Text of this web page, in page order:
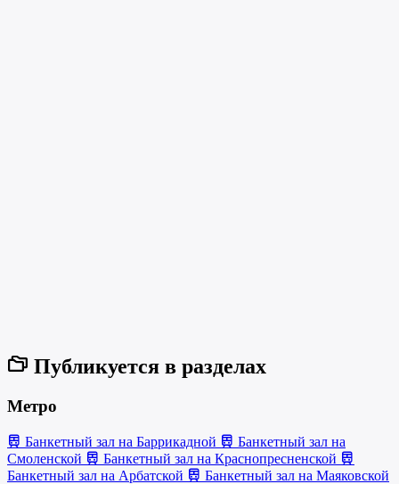
Публикуется в разделах
Метро
Банкетный зал на Баррикадной
Банкетный зал на
Смоленской
Банкетный зал на Краснопресненской
Банкетный зал на Арбатской
Банкетный зал на Маяковской